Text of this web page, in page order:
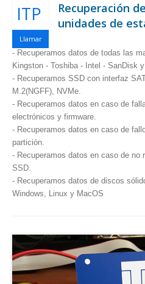
ITP
Llamar
Recuperación
unidades de
- Recuperamos datos de todas las
Kingston - Toshiba - Intel - SanDisk
- Recuperamos SSD con interfaz
M.2(NGFF), NVMe.
- Recuperamos datos en caso de
electrónicos y firmware.
- Recuperamos datos en caso de
partición.
- Recuperamos datos en caso de no
SSD.
- Recuperamos datos de discos
Windows, Linux y MacOS